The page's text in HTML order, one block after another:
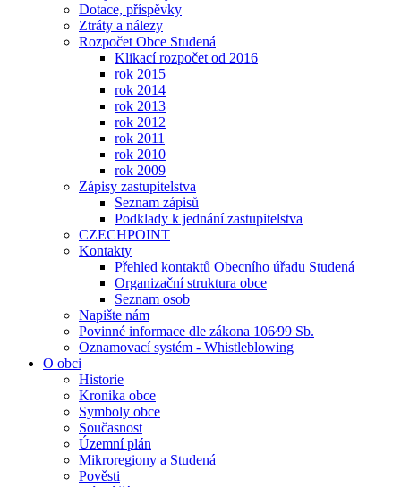
Dotace, příspěvky
Ztráty a nálezy
Rozpočet Obce Studená
Klikací rozpočet od 2016
rok 2015
rok 2014
rok 2013
rok 2012
rok 2011
rok 2010
rok 2009
Zápisy zastupitelstva
Seznam zápisů
Podklady k jednání zastupitelstva
CZECHPOINT
Kontakty
Přehled kontaktů Obecního úřadu Studená
Organizační struktura obce
Seznam osob
Napište nám
Povinné informace dle zákona 106⁄99 Sb.
Oznamovací systém - Whistleblowing
O obci
Historie
Kronika obce
Symboly obce
Současnost
Územní plán
Mikroregiony a Studená
Pověsti